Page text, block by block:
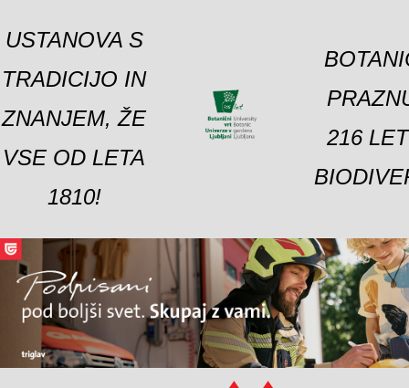
USTANOVA S
TRADICIJO IN
ZNANJEM, ŽE
VSE OD LETA
1810!
216